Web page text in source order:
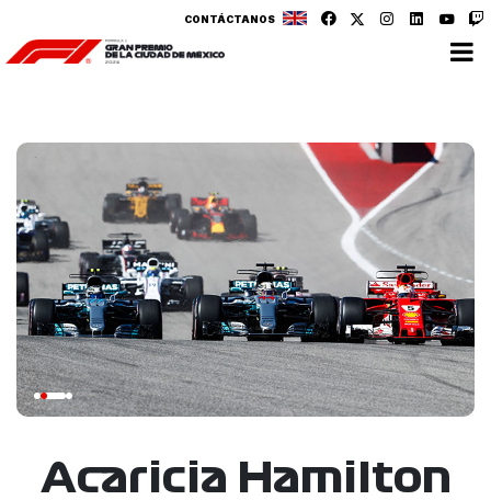
CONTÁCTANOS
Acaricia Hamilton